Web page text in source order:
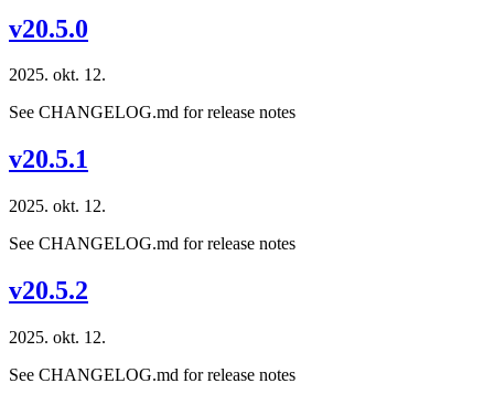
v20.5.0
2025. okt. 12.
See CHANGELOG.md for release notes
v20.5.1
2025. okt. 12.
See CHANGELOG.md for release notes
v20.5.2
2025. okt. 12.
See CHANGELOG.md for release notes